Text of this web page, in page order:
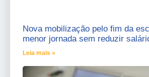
Nova mobilização pelo fim da
menor jornada sem reduzir
Leia mais »